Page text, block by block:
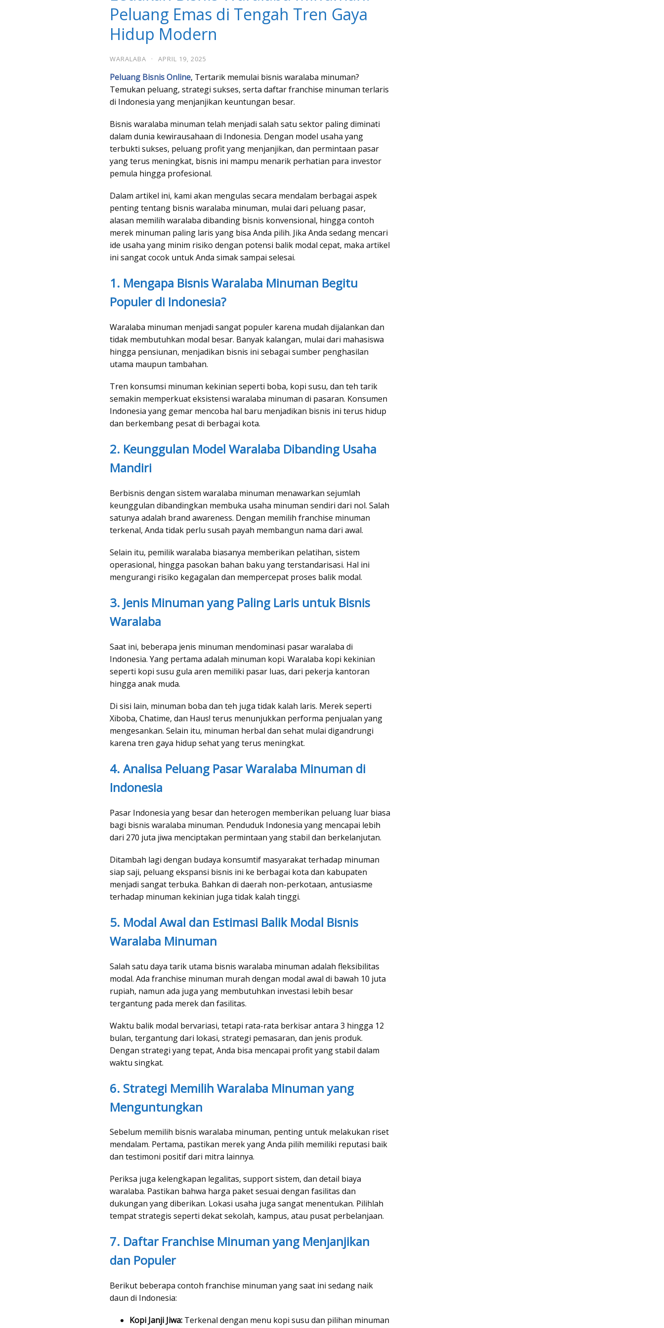
Peluang Emas di Tengah Tren Gaya
Hidup Modern
WARALABA · APRIL 19, 2025
Peluang Bisnis Online, Tertarik memulai bisnis waralaba minuman?
Temukan peluang, strategi sukses, serta daftar franchise minuman terlaris
di Indonesia yang menjanjikan keuntungan besar.
Bisnis waralaba minuman telah menjadi salah satu sektor paling diminati
dalam dunia kewirausahaan di Indonesia. Dengan model usaha yang
terbukti sukses, peluang profit yang menjanjikan, dan permintaan pasar
yang terus meningkat, bisnis ini mampu menarik perhatian para investor
pemula hingga profesional.
Dalam artikel ini, kami akan mengulas secara mendalam berbagai aspek
penting tentang bisnis waralaba minuman, mulai dari peluang pasar,
alasan memilih waralaba dibanding bisnis konvensional, hingga contoh
merek minuman paling laris yang bisa Anda pilih. Jika Anda sedang mencari
ide usaha yang minim risiko dengan potensi balik modal cepat, maka artikel
ini sangat cocok untuk Anda simak sampai selesai.
1. Mengapa Bisnis Waralaba Minuman Begitu
Populer di Indonesia?
Waralaba minuman menjadi sangat populer karena mudah dijalankan dan
tidak membutuhkan modal besar. Banyak kalangan, mulai dari mahasiswa
hingga pensiunan, menjadikan bisnis ini sebagai sumber penghasilan
utama maupun tambahan.
Tren konsumsi minuman kekinian seperti boba, kopi susu, dan teh tarik
semakin memperkuat eksistensi waralaba minuman di pasaran. Konsumen
Indonesia yang gemar mencoba hal baru menjadikan bisnis ini terus hidup
dan berkembang pesat di berbagai kota.
2. Keunggulan Model Waralaba Dibanding Usaha
Mandiri
Berbisnis dengan sistem waralaba minuman menawarkan sejumlah
keunggulan dibandingkan membuka usaha minuman sendiri dari nol. Salah
satunya adalah brand awareness. Dengan memilih franchise minuman
terkenal, Anda tidak perlu susah payah membangun nama dari awal.
Selain itu, pemilik waralaba biasanya memberikan pelatihan, sistem
operasional, hingga pasokan bahan baku yang terstandarisasi. Hal ini
mengurangi risiko kegagalan dan mempercepat proses balik modal.
3. Jenis Minuman yang Paling Laris untuk Bisnis
Waralaba
Saat ini, beberapa jenis minuman mendominasi pasar waralaba di
Indonesia. Yang pertama adalah minuman kopi. Waralaba kopi kekinian
seperti kopi susu gula aren memiliki pasar luas, dari pekerja kantoran
hingga anak muda.
Di sisi lain, minuman boba dan teh juga tidak kalah laris. Merek seperti
Xiboba, Chatime, dan Haus! terus menunjukkan performa penjualan yang
mengesankan. Selain itu, minuman herbal dan sehat mulai digandrungi
karena tren gaya hidup sehat yang terus meningkat.
4. Analisa Peluang Pasar Waralaba Minuman di
Indonesia
Pasar Indonesia yang besar dan heterogen memberikan peluang luar biasa
bagi bisnis waralaba minuman. Penduduk Indonesia yang mencapai lebih
dari 270 juta jiwa menciptakan permintaan yang stabil dan berkelanjutan.
Ditambah lagi dengan budaya konsumtif masyarakat terhadap minuman
siap saji, peluang ekspansi bisnis ini ke berbagai kota dan kabupaten
menjadi sangat terbuka. Bahkan di daerah non-perkotaan, antusiasme
terhadap minuman kekinian juga tidak kalah tinggi.
5. Modal Awal dan Estimasi Balik Modal Bisnis
Waralaba Minuman
Salah satu daya tarik utama bisnis waralaba minuman adalah fleksibilitas
modal. Ada franchise minuman murah dengan modal awal di bawah 10 juta
rupiah, namun ada juga yang membutuhkan investasi lebih besar
tergantung pada merek dan fasilitas.
Waktu balik modal bervariasi, tetapi rata-rata berkisar antara 3 hingga 12
bulan, tergantung dari lokasi, strategi pemasaran, dan jenis produk.
Dengan strategi yang tepat, Anda bisa mencapai profit yang stabil dalam
waktu singkat.
6. Strategi Memilih Waralaba Minuman yang
Menguntungkan
Sebelum memilih bisnis waralaba minuman, penting untuk melakukan riset
mendalam. Pertama, pastikan merek yang Anda pilih memiliki reputasi baik
dan testimoni positif dari mitra lainnya.
Periksa juga kelengkapan legalitas, support sistem, dan detail biaya
waralaba. Pastikan bahwa harga paket sesuai dengan fasilitas dan
dukungan yang diberikan. Lokasi usaha juga sangat menentukan. Pilihlah
tempat strategis seperti dekat sekolah, kampus, atau pusat perbelanjaan.
7. Daftar Franchise Minuman yang Menjanjikan
dan Populer
Berikut beberapa contoh franchise minuman yang saat ini sedang naik
daun di Indonesia:
Kopi Janji Jiwa: Terkenal dengan menu kopi susu dan pilihan minuman